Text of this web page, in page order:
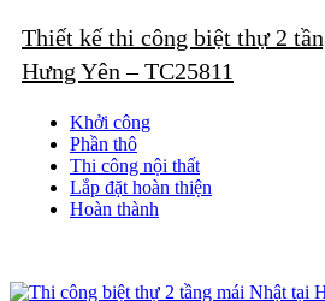
Thiết kế thi công biệt thự 2
Hưng Yên – TC25811
Khởi công
Phần thô
Thi công nội thất
Lắp đặt hoàn thiện
Hoàn thành